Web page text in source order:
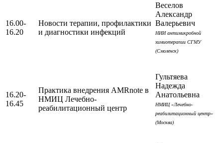
16.00-
16.20
Новости терапии, профилактики
и диагностики инфекций
Веселов
Александр
Валерьевич
НИИ антимикробной
химиотерапии СГМУ
(Смоленск)
16.20-
16.45
Практика внедрения AMRnote в
НМИЦ Лечебно-
реабилитационный центр
Гультяева
Надежда
Анатольевна
НМИЦ «Лечебно-
реабилитационный центр»
(Москва)